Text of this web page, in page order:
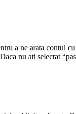
a ne arata contul
nu ati selectat